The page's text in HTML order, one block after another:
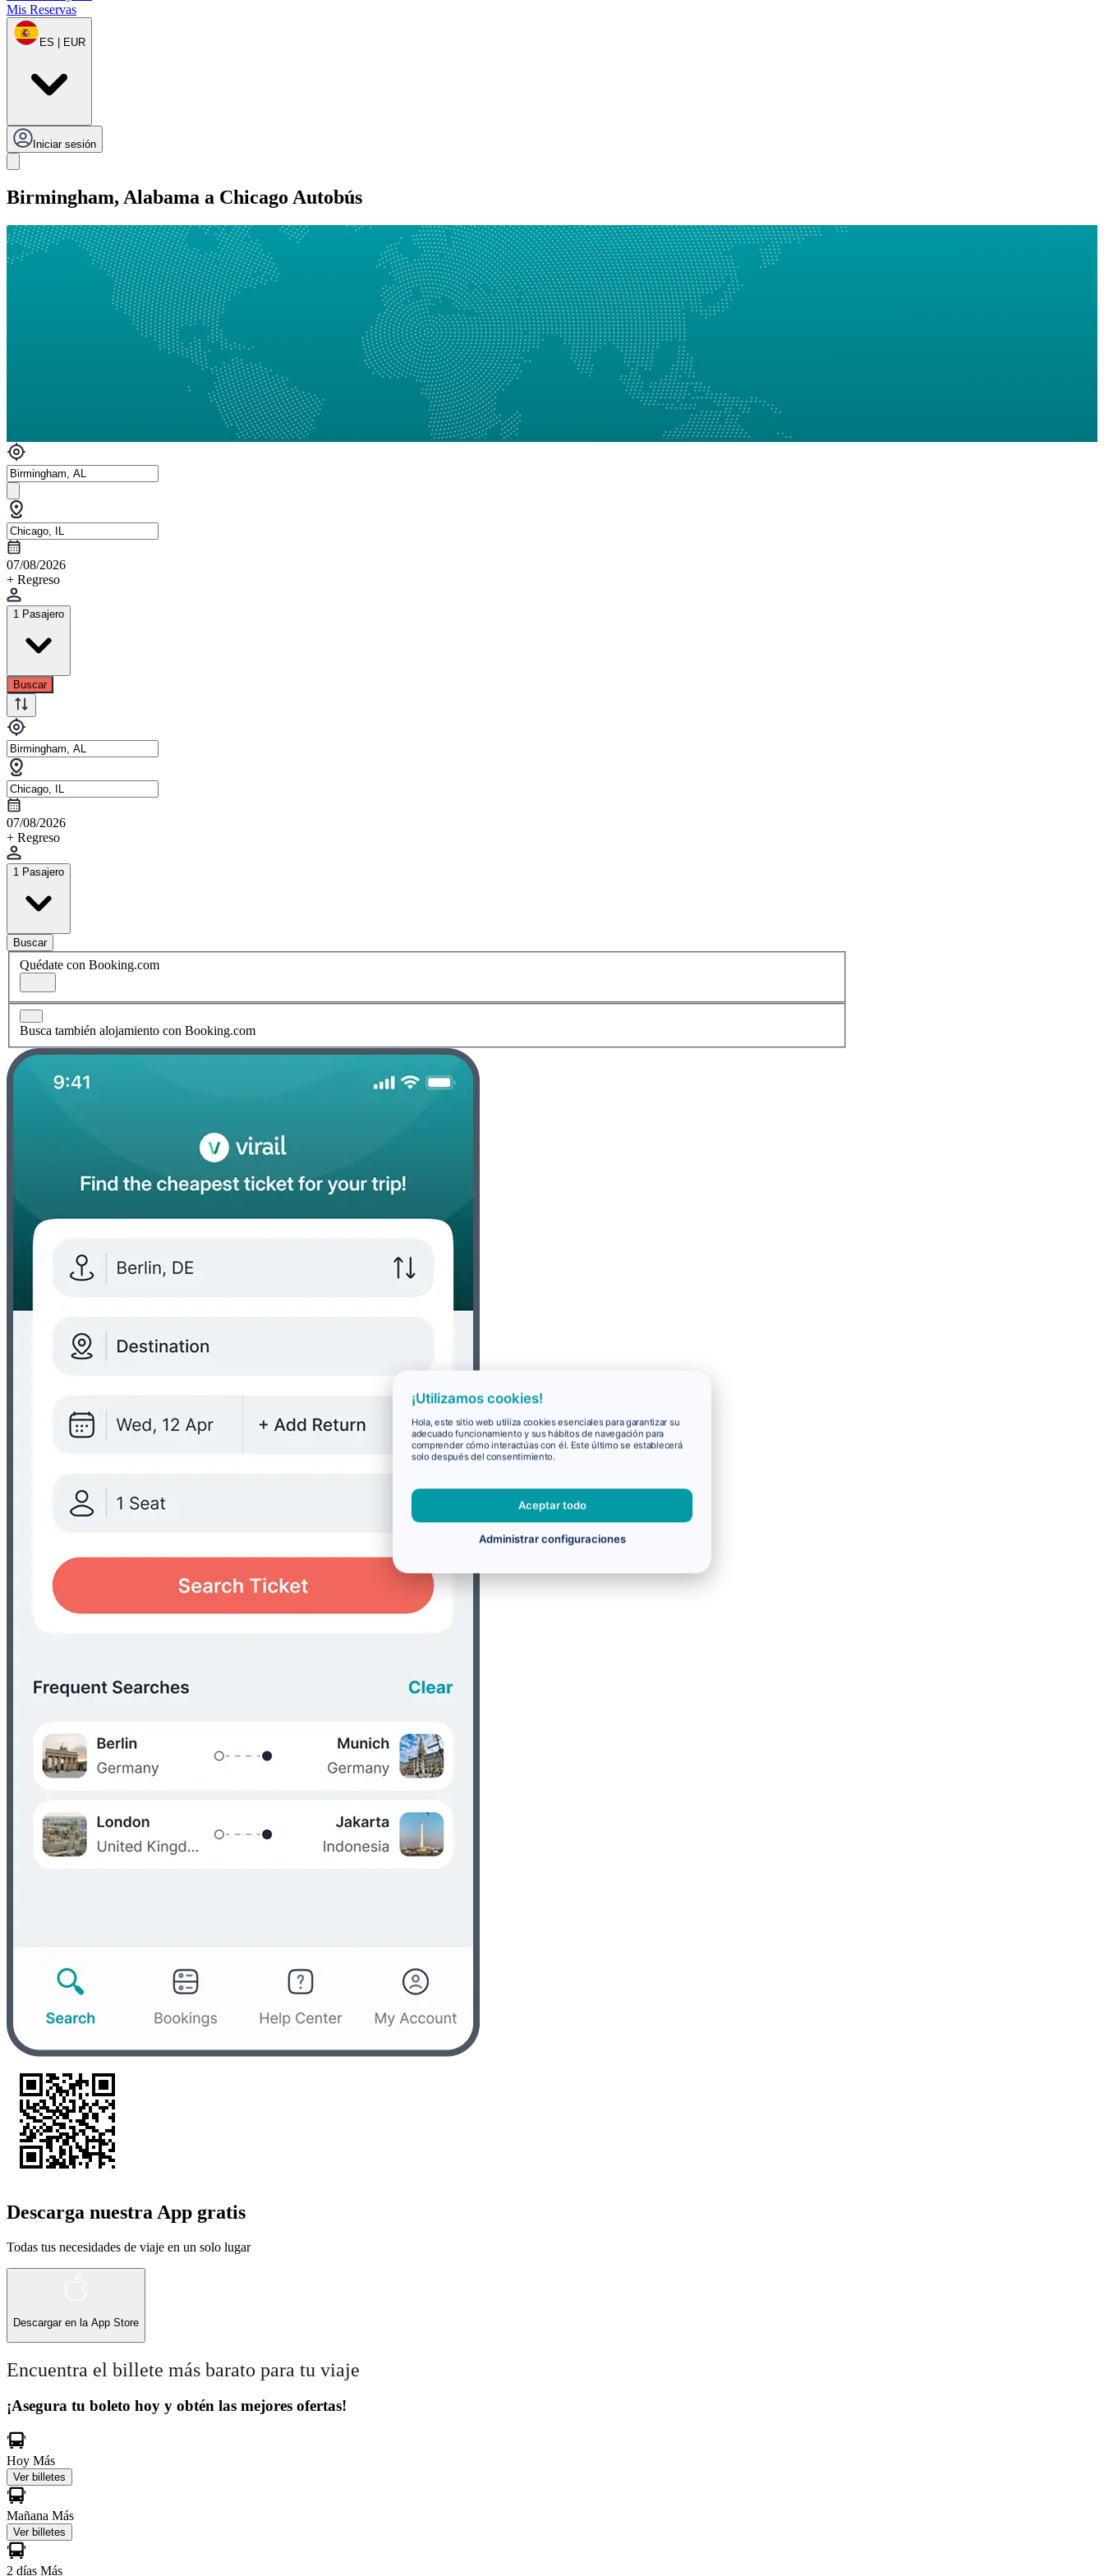
Mis Reservas
ES | EUR
Iniciar sesión
Birmingham, Alabama a Chicago Autobús
07/08/2026
+ Regreso
1 Pasajero
Buscar
07/08/2026
+ Regreso
1 Pasajero
Buscar
Quédate con Booking.com
Busca también alojamiento con Booking.com
Descarga nuestra App gratis
Todas tus necesidades de viaje en un solo lugar
Descargar en la App Store
Encuentra el billete más barato para tu viaje
¡Asegura tu boleto hoy y obtén las mejores ofertas!
Hoy Más
Ver billetes
Mañana Más
Ver billetes
2 días Más
¡Utilizamos cookies!
Hola, este sitio web utiliza cookies esenciales para garantizar su
adecuado funcionamiento y sus hábitos de navegación para
comprender cómo interactúas con él. Este último se establecerá
solo después del consentimiento.
Aceptar todo
Administrar configuraciones